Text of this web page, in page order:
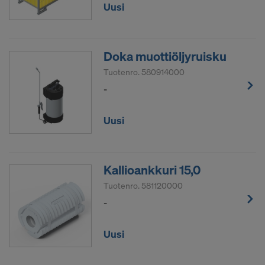
Uusi
Doka muottiöljyruisku
Tuotenro. 580914000
-
Uusi
Kallioankkuri 15,0
Tuotenro. 581120000
-
Uusi
voidaksemme jatkaa henkilötietojesi lähettämistä
näille palveluntarjoajille.
tulevaisuuden osalta kutsumalla evästeasetukset
verkkosivustolta.
HYVÄKSYTKÖ EVÄSTEIDEN KÄYTÖN
JA HENKILÖTIETOJESI SIIRTÄMISEN
YHDYSVALTOIHIN?